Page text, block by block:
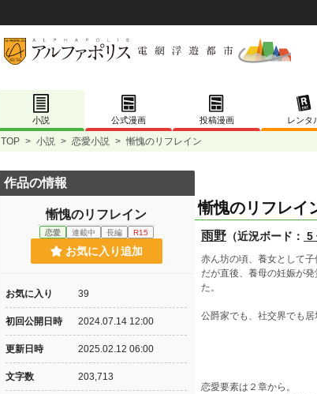
小説 公式漫画 投稿漫画 レンタ
TOP > 小説 > 恋愛小説 > 慚愧のリフレイン
慚愧のリフレイ
雨野 （近況ボード： 5
赤ん坊の頃、養女として子
だが直後、養母の妊娠が
た。
公爵家でも、社交界でも
恋愛要素は２章から。
作品の情報
慚愧のリフレイン
恋愛 連載中 長編 R15
お気に入り追加
お気に入り 39
初回公開日時 2024.07.14 12:00
更新日時 2025.02.12 06:00
文字数 203,713